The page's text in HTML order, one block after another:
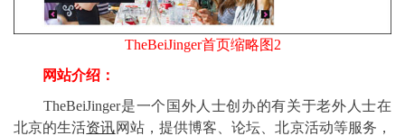
TheBeiJinger首页缩略图2
网站介绍：
TheBeiJinger是一个国外人士创办的有关于老外人士在
北京的生活资讯网站，提供博客、论坛、北京活动等服务，